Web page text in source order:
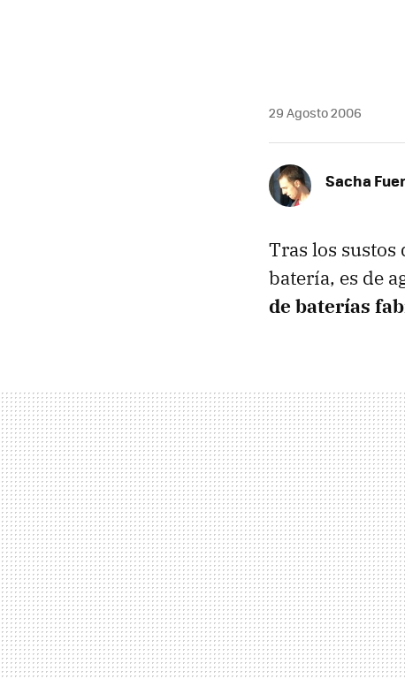
29 Agosto 2006
Sacha
Tras los
batería, es de
de baterías